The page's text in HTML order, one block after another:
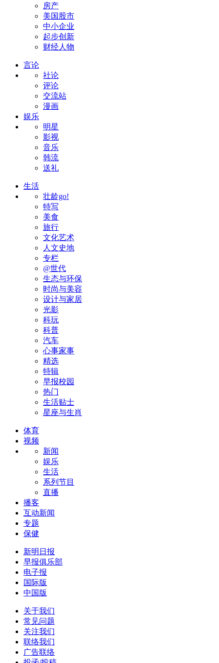
房产
美国股市
中小企业
起步创新
财经人物
言论
社论
评论
交流站
漫画
娱乐
明星
影视
音乐
韩流
送礼
生活
壮龄go!
特写
美食
旅行
文化艺术
人文史地
专栏
@世代
生态与环保
时尚与美容
设计与家居
光影
科玩
科普
汽车
心事家事
精选
特辑
早报校园
热门
生活贴士
星座与生肖
体育
视频
新闻
娱乐
生活
系列节目
直播
播客
互动新闻
专题
保健
新明日报
早报俱乐部
电子报
国际版
中国版
关于我们
常见问题
关注我们
联络我们
广告联络